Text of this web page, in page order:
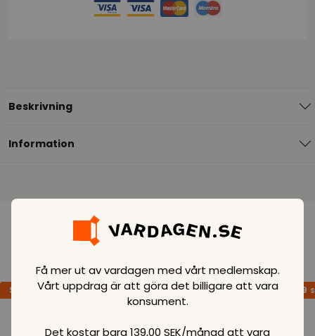
Få mer ut av vardagen med vårt medlemskap.
Vårt uppdrag är att göra det billigare att vara
konsument.
Det kostar bara 139,00 SEK/månad att vara
Beskrivning
Information
SPARA 99 SEK SPARA 99 SEK SPARA 99